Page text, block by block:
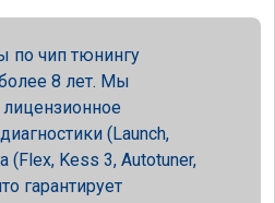
по чип тюнингу
8 лет. Мы
(Launch,
(Flex, Kess 3, Autotuner,
гарантирует